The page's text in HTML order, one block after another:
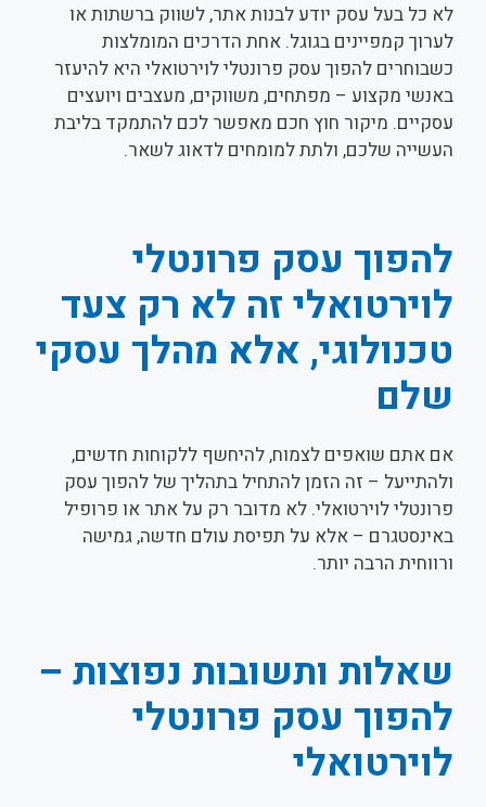
לא כל בעל עסק יודע לבנות אתר, לשווק ברשתות או
לערוך קמפיינים בגוגל. אחת הדרכים המומלצות
כשבוחרים להפוך עסק פרונטלי לוירטואלי היא להיעזר
באנשי מקצוע – מפתחים, משווקים, מעצבים ויועצים
עסקיים. מיקור חוץ חכם מאפשר לכם להתמקד בליבת
העשייה שלכם, ולתת למומחים לדאוג לשאר.
להפוך עסק פרונטלי
לוירטואלי זה לא רק צעד
טכנולוגי, אלא מהלך עסקי
שלם
אם אתם שואפים לצמוח, להיחשף ללקוחות חדשים,
ולהתייעל – זה הזמן להתחיל בתהליך של להפוך עסק
פרונטלי לוירטואלי. לא מדובר רק על אתר או פרופיל
באינסטגרם – אלא על תפיסת עולם חדשה, גמישה
ורווחית הרבה יותר.
שאלות ותשובות נפוצות –
להפוך עסק פרונטלי
לוירטואלי